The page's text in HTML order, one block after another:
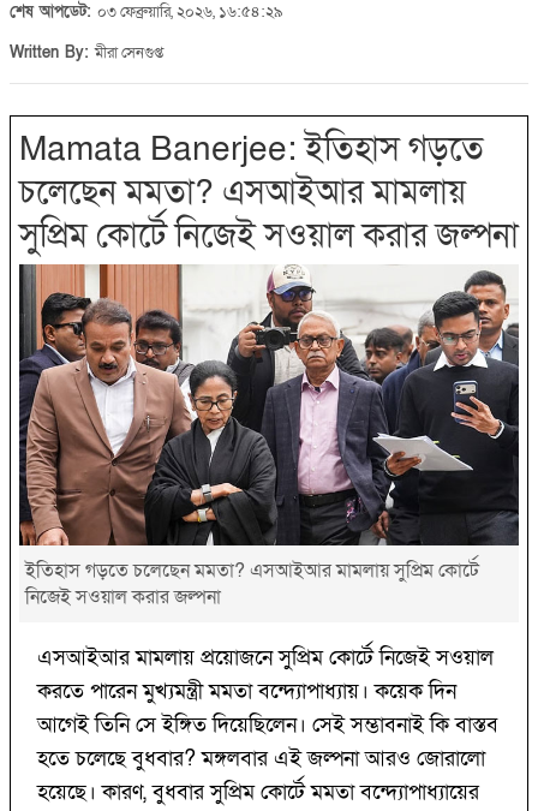
শেষ আপডেট: ০৩ ফেব্রুয়ারি, ২০২৬, ১৬:৫৪:২৯
Written By:মীরা সেনগুপ্ত
Mamata Banerjee: ইতিহাস গড়তে
চলেছেন মমতা? এসআইআর মামলায়
সুপ্রিম কোর্টে নিজেই সওয়াল করার জল্পনা
ইতিহাস গড়তে চলেছেন মমতা? এসআইআর মামলায় সুপ্রিম কোর্টে
নিজেই সওয়াল করার জল্পনা
এসআইআর মামলায় প্রয়োজনে সুপ্রিম কোর্টে নিজেই সওয়াল
করতে পারেন মুখ্যমন্ত্রী মমতা বন্দ্যোপাধ্যায়। কয়েক দিন
আগেই তিনি সে ইঙ্গিত দিয়েছিলেন। সেই সম্ভাবনাই কি বাস্তব
হতে চলেছে বুধবার? মঙ্গলবার এই জল্পনা আরও জোরালো
হয়েছে। কারণ, বুধবার সুপ্রিম কোর্টে মমতা বন্দ্যোপাধ্যায়ের